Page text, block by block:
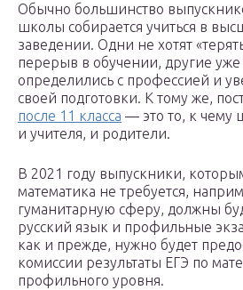
Обычно большинство
школы собирается учиться в
заведении. Одни не хотят
перерыв в обучении, другие уже
определились с профессией и
своей подготовки. К тому же,
после 11 класса — это то, к чему
и учителя, и родители.
В 2021 году выпускники,
математика не требуется,
гуманитарную сферу, должны
русский язык и профильные
как и прежде, нужно будет
комиссии результаты ЕГЭ по
профильного уровня.